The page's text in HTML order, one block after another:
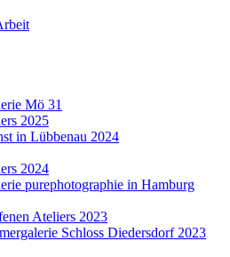
Mö 31
2025
in Lübbenau 2024
2024
purephotographie in Hamburg
Ateliers 2023
Schloss Diedersdorf 2023